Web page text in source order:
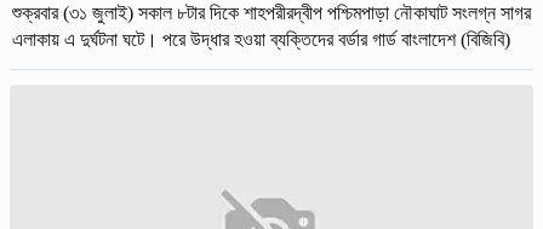
শুক্রবার (৩১ জুলাই) সকাল ৮টার দিকে শাহপরীরদ্বীপ পশ্চিমপাড়া নৌকাঘাট সংলগ্ন সাগর
এলাকায় এ দুর্ঘটনা ঘটে। পরে উদ্ধার হওয়া ব্যক্তিদের বর্ডার গার্ড বাংলাদেশ (বিজিবি)
সদস্যদের কাছে হস্তান্তর করা হয়।